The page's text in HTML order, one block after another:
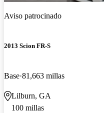
Aviso patrocinado
2013 Scion FR-S
Base 81,663 millas
Lilburn, GA
100 millas